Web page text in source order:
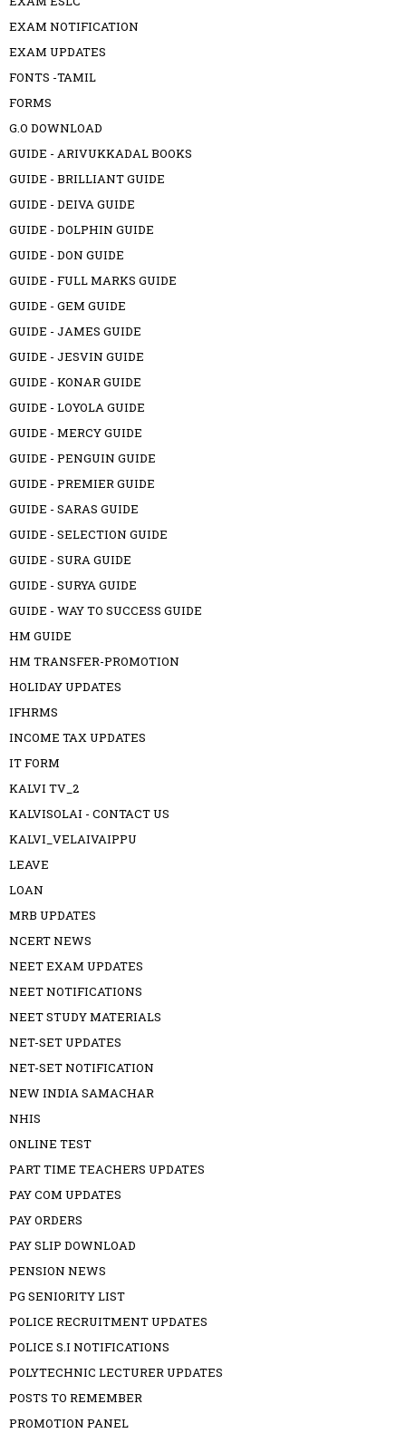
EXAM NOTIFICATION
EXAM UPDATES
FONTS -TAMIL
FORMS
G.O DOWNLOAD
GUIDE - ARIVUKKADAL BOOKS
GUIDE - BRILLIANT GUIDE
GUIDE - DEIVA GUIDE
GUIDE - DOLPHIN GUIDE
GUIDE - DON GUIDE
GUIDE - FULL MARKS GUIDE
GUIDE - GEM GUIDE
GUIDE - JAMES GUIDE
GUIDE - JESVIN GUIDE
GUIDE - KONAR GUIDE
GUIDE - LOYOLA GUIDE
GUIDE - MERCY GUIDE
GUIDE - PENGUIN GUIDE
GUIDE - PREMIER GUIDE
GUIDE - SARAS GUIDE
GUIDE - SELECTION GUIDE
GUIDE - SURA GUIDE
GUIDE - SURYA GUIDE
GUIDE - WAY TO SUCCESS GUIDE
HM GUIDE
HM TRANSFER-PROMOTION
HOLIDAY UPDATES
IFHRMS
INCOME TAX UPDATES
IT FORM
KALVI TV_2
KALVISOLAI - CONTACT US
KALVI_VELAIVAIPPU
LEAVE
LOAN
MRB UPDATES
NCERT NEWS
NEET EXAM UPDATES
NEET NOTIFICATIONS
NEET STUDY MATERIALS
NET-SET UPDATES
NET-SET NOTIFICATION
NEW INDIA SAMACHAR
NHIS
ONLINE TEST
PART TIME TEACHERS UPDATES
PAY COM UPDATES
PAY ORDERS
PAY SLIP DOWNLOAD
PENSION NEWS
PG SENIORITY LIST
POLICE RECRUITMENT UPDATES
POLICE S.I NOTIFICATIONS
POLYTECHNIC LECTURER UPDATES
POSTS TO REMEMBER
PROMOTION PANEL